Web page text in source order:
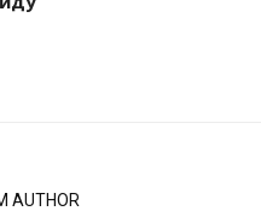
AUTHOR